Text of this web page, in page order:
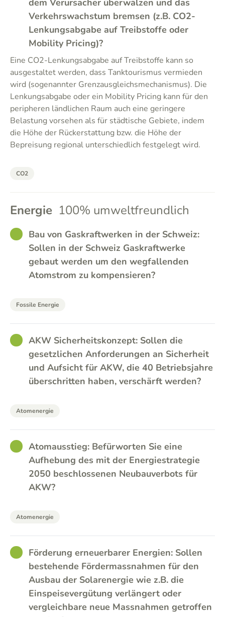
dem Verursacher überwälzen und das
Verkehrswachstum bremsen (z.B. CO2-
Lenkungsabgabe auf Treibstoffe oder
Mobility Pricing)?
Eine CO2-Lenkungsabgabe auf Treibstoffe kann so
ausgestaltet werden, dass Tanktourismus vermieden
wird (sogenannter Grenzausgleichsmechanismus). Die
Lenkungsabgabe oder ein Mobility Pricing kann für den
peripheren ländlichen Raum auch eine geringere
Belastung vorsehen als für städtische Gebiete, indem
die Höhe der Rückerstattung bzw. die Höhe der
Bepreisung regional unterschiedlich festgelegt wird.
CO2
Energie 100% umweltfreundlich
GOODBau von Gaskraftwerken in der Schweiz:
Sollen in der Schweiz Gaskraftwerke
gebaut werden um den wegfallenden
Atomstrom zu kompensieren?
Fossile Energie
GOODAKW Sicherheitskonzept: Sollen die
gesetzlichen Anforderungen an Sicherheit
und Aufsicht für AKW, die 40 Betriebsjahre
überschritten haben, verschärft werden?
Atomenergie
GOODAtomausstieg: Befürworten Sie eine
Aufhebung des mit der Energiestrategie
2050 beschlossenen Neubauverbots für
AKW?
Atomenergie
GOODFörderung erneuerbarer Energien: Sollen
bestehende Fördermassnahmen für den
Ausbau der Solarenergie wie z.B. die
Einspeisevergütung verlängert oder
vergleichbare neue Massnahmen getroffen